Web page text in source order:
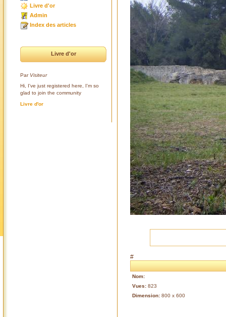
Livre d'or
Admin
Index des articles
Livre d'or
Par Visiteur
Hi, I've just registered here, I'm so
glad to join the community
Livre d'or
#
Nom:
Vues: 823
Dimension: 800 x 600